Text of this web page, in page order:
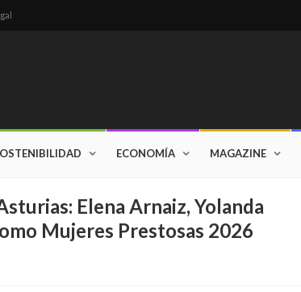
ECONOMÍA MAGAZINE
Elena Arnaiz, Yolanda
Mujeres Prestosas 2026